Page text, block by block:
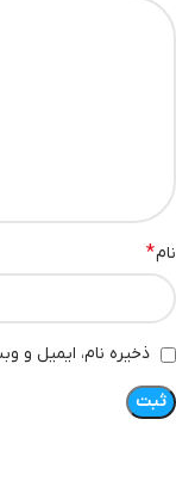
نام*
ذخیره نام، ایمیل و